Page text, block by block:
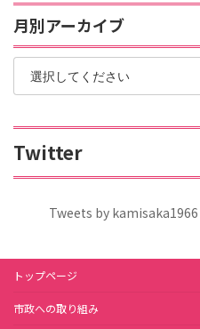
月別アーカイブ
Twitter
Tweets by kamisaka1966
トップページ
市政への取り組み